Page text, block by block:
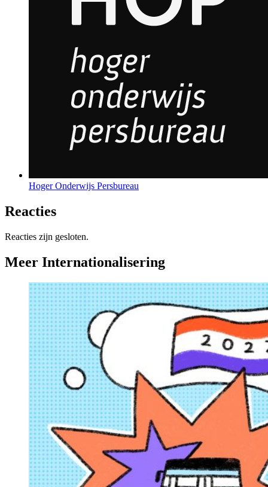
Hoger Onderwijs Persbureau
Reacties
Reacties zijn gesloten.
Meer Internationalisering